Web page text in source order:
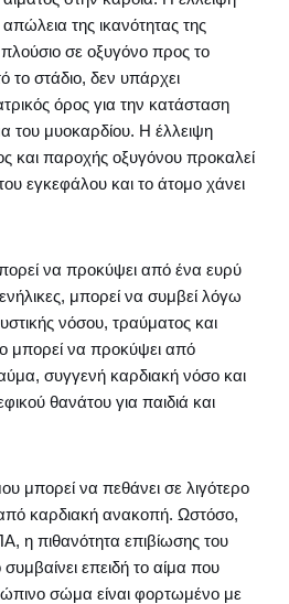
της ικανότητας της
σε οξυγόνο προς το
στάδιο, δεν υπάρχει
όρος για την κατάσταση
του μυοκαρδίου. Η έλλειψη
και παροχής οξυγόνου προκαλεί
εγκεφάλου και το άτομο χάνει
να προκύψει από ένα ευρύ
μπορεί να συμβεί λόγω
νόσου, τραύματος και
μπορεί να προκύψει από
συγγενή καρδιακή νόσο και
θανάτου για παιδιά και
μπορεί να πεθάνει σε λιγότερο
καρδιακή ανακοπή. Ωστόσο,
η πιθανότητα επιβίωσης του
επειδή το αίμα που
σώμα είναι φορτωμένο με